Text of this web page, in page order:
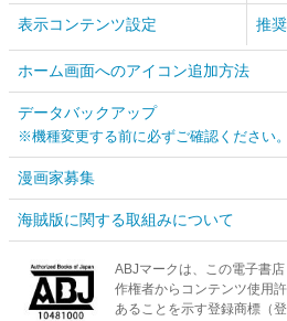
表示コンテンツ設定 推
ホーム画面へのアイコン追加方法
データバックアップ
※機種変更する前に必ずご確認ください。
漫画家募集
海賊版に関する取組みについて
ABJマークは、この電子書
作権者からコンテンツ使用
あることを示す登録商標（